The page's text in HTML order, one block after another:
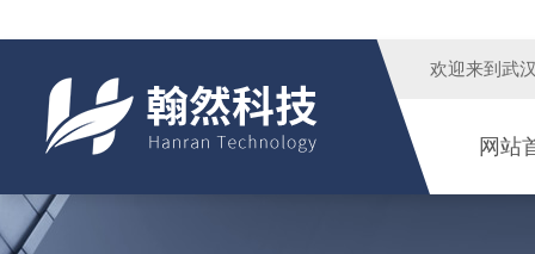
欢迎来到 武
网站